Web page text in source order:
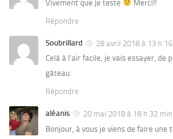
Vivement que je teste
Merci!!
Répondre
Soubrillard
28 avril 2018 à 13 h
Celà à l’air facile, je vais essayer, de
gâteau.
Répondre
aléanis
20 mai 2018 à 18 h 32 min
Bonjour, à vous je viens de faire une